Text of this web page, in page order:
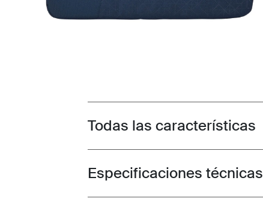
Toggle features
Todas las características
Toggle techspec
Especificaciones técnicas